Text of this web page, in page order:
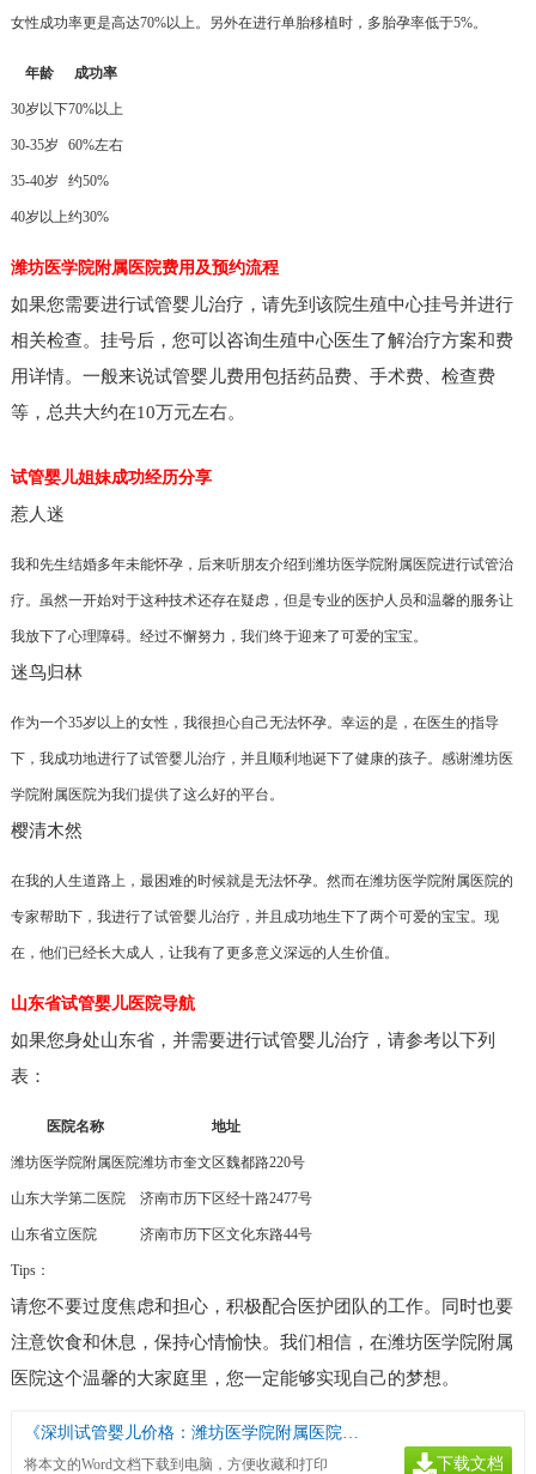
女性成功率更是高达70%以上。另外在进行单胎移植时，多胎孕率低于5%。
年龄 成功率
30岁以下70%以上
30-35岁 60%左右
35-40岁 约50%
40岁以上约30%
潍坊医学院附属医院费用及预约流程
如果您需要进行试管婴儿治疗，请先到该院生殖中心挂号并进行
相关检查。挂号后，您可以咨询生殖中心医生了解治疗方案和费
用详情。一般来说试管婴儿费用包括药品费、手术费、检查费
等，总共大约在10万元左右。
试管婴儿姐妹成功经历分享
惹人迷
我和先生结婚多年未能怀孕，后来听朋友介绍到潍坊医学院附属医院进行试管治
疗。虽然一开始对于这种技术还存在疑虑，但是专业的医护人员和温馨的服务让
我放下了心理障碍。经过不懈努力，我们终于迎来了可爱的宝宝。
迷鸟归林
作为一个35岁以上的女性，我很担心自己无法怀孕。幸运的是，在医生的指导
下，我成功地进行了试管婴儿治疗，并且顺利地诞下了健康的孩子。感谢潍坊医
学院附属医院为我们提供了这么好的平台。
樱清木然
在我的人生道路上，最困难的时候就是无法怀孕。然而在潍坊医学院附属医院的
专家帮助下，我进行了试管婴儿治疗，并且成功地生下了两个可爱的宝宝。现
在，他们已经长大成人，让我有了更多意义深远的人生价值。
山东省试管婴儿医院导航
如果您身处山东省，并需要进行试管婴儿治疗，请参考以下列
表：
医院名称 地址
潍坊医学院附属医院潍坊市奎文区魏都路220号
山东大学第二医院 济南市历下区经十路2477号
山东省立医院 济南市历下区文化东路44号
Tips：
请您不要过度焦虑和担心，积极配合医护团队的工作。同时也要
注意饮食和休息，保持心情愉快。我们相信，在潍坊医学院附属
医院这个温馨的大家庭里，您一定能够实现自己的梦想。
将本文的Word文档下载到电脑，方便收藏和打印
下载文档